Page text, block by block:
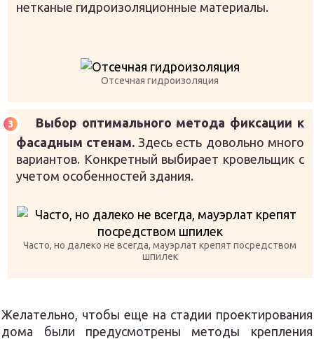
нетканые гидроизоляционные материалы.
Отсечная гидроизоляция
Выбор оптимального метода фиксации к
фасадным стенам. Здесь есть довольно много
вариантов. Конкретный выбирает кровельщик с
учетом особенностей здания.
Часто, но далеко не всегда, мауэрлат крепят посредством
шпилек
Желательно, чтобы еще на стадии проектирования
дома были предусмотрены методы крепления